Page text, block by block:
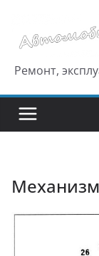
содержимому
Ремонт,